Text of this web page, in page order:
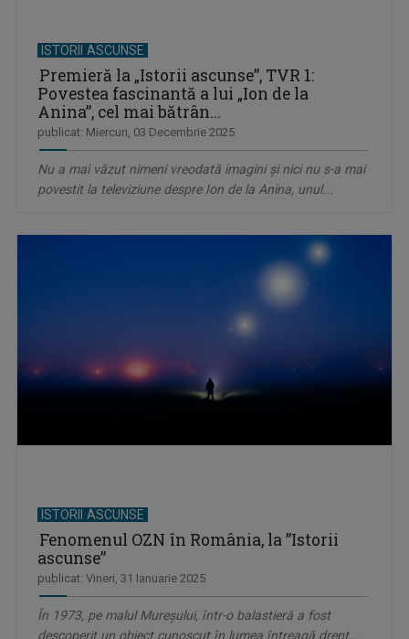
ISTORII ASCUNSE
Premieră la „Istorii ascunse”, TVR 1:
Povestea fascinantă a lui „Ion de la
Anina”, cel mai bătrân...
publicat: Miercuri, 03 Decembrie 2025
Nu a mai văzut nimeni vreodată imagini și nici nu s-a mai
povestit la televiziune despre Ion de la Anina, unul...
ISTORII ASCUNSE
Fenomenul OZN în România, la ”Istorii
ascunse”
publicat: Vineri, 31 Ianuarie 2025
În 1973, pe malul Mureșului, într-o balastieră a fost
descoperit un obiect cunoscut în lumea întreagă drept...